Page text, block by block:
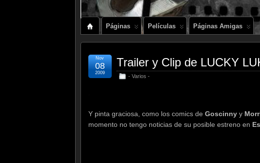
Páginas Películas Páginas Amigas
Trailer y Clip de LUCKY
- Varios -
Nov
08
2009
Y pinta graciosa, como los comics de Goscinny y
momento no tengo noticias de su posible estreno en